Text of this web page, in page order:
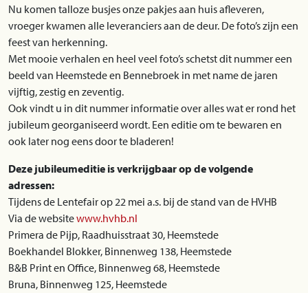
Nu komen talloze busjes onze pakjes aan huis afleveren,
vroeger kwamen alle leveranciers aan de deur. De foto’s zijn een
feest van herkenning.
Met mooie verhalen en heel veel foto’s schetst dit nummer een
beeld van Heemstede en Bennebroek in met name de jaren
vijftig, zestig en zeventig.
Ook vindt u in dit nummer informatie over alles wat er rond het
jubileum georganiseerd wordt. Een editie om te bewaren en
ook later nog eens door te bladeren!
Deze jubileumeditie is verkrijgbaar op de volgende
adressen:
Tijdens de Lentefair op 22 mei a.s. bij de stand van de HVHB
Via de websitewww.hvhb.nl
Primera de Pijp, Raadhuisstraat 30, Heemstede
Boekhandel Blokker, Binnenweg 138, Heemstede
B&B Print en Office, Binnenweg 68, Heemstede
Bruna, Binnenweg 125, Heemstede